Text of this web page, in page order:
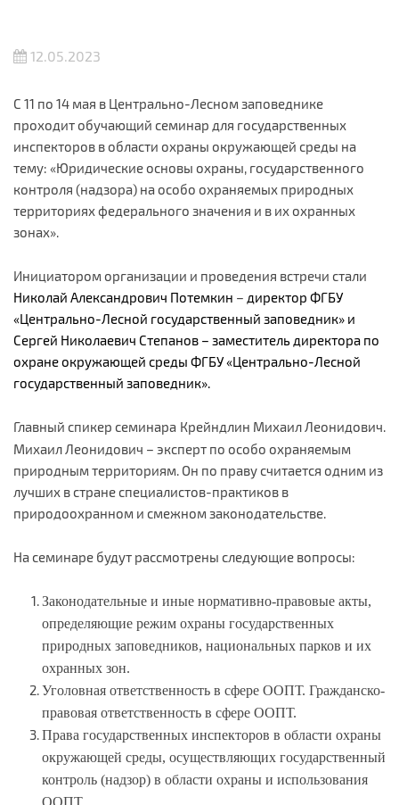
12.05.2023
С 11 по 14 мая в Центрально-Лесном заповеднике
проходит обучающий семинар для государственных
инспекторов в области охраны окружающей среды на
тему: «Юридические основы охраны, государственного
контроля (надзора) на особо охраняемых природных
территориях федерального значения и в их охранных
зонах».
Инициатором организации и проведения встречи стали
Николай Александрович Потемкин – директор ФГБУ
«Центрально-Лесной государственный заповедник» и
Сергей Николаевич Степанов – заместитель директора по
охране окружающей среды ФГБУ «Центрально-Лесной
государственный заповедник».
Главный спикер семинара Крейндлин Михаил Леонидович.
МихаилЛеонидович – эксперт по особо охраняемым
природным территориям. Он по праву считается одним из
лучших в стране специалистов-практиков в
природоохранном и смежном законодательстве.
На семинаре будут рассмотрены следующие вопросы:
Законодательные и иные нормативно-правовые акты,
определяющие режим охраны государственных
природных заповедников, национальных парков и их
охранных зон.
Уголовная ответственность в сфере ООПТ. Гражданско-
правовая ответственность в сфере ООПТ.
Права государственных инспекторов в области охраны
окружающей среды, осуществляющих государственный
контроль (надзор) в области охраны и использования
ООПТ.